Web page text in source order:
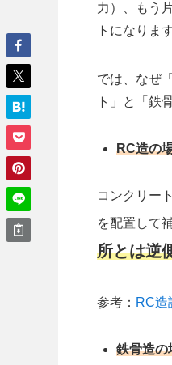
力）、もう
トになります
では、なぜ
ト」と「鉄
RC造の
コンクリー
を配置して
所とは逆
参考： RC造
鉄骨造の